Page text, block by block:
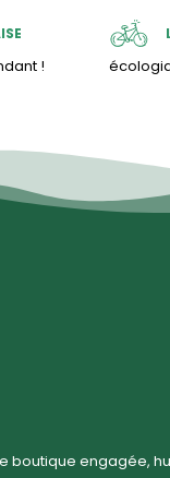
!
boutique engagée,